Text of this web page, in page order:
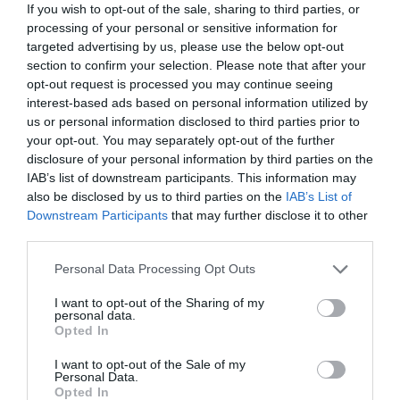
If you wish to opt-out of the sale, sharing to third parties, or
processing of your personal or sensitive information for
targeted advertising by us, please use the below opt-out
section to confirm your selection. Please note that after your
opt-out request is processed you may continue seeing
interest-based ads based on personal information utilized by
us or personal information disclosed to third parties prior to
your opt-out. You may separately opt-out of the further
disclosure of your personal information by third parties on the
IAB’s list of downstream participants. This information may
also be disclosed by us to third parties on the IAB’s List of
Downstream Participants that may further disclose it to other
Please note that this website/app uses one or more Google
not limited to your visit or usage behaviour. You may click to
grant or deny consent to Google and its third-party tags to
use your data for below specified purposes in below Google
consent section.
Personal Data Processing Opt Outs
I want to opt-out of the Sharing of my
personal data.
Opted In
I want to opt-out of the Sale of my
Personal Data.
Opted In
járat indul több, mint 100
célállomásra”
A Qatar Airways csoport vezérigazgatója, ő excellenciája, Akbar
Al Baker úr
A légitársaság aközelmúltban vett át 3új, korszerű
Airbus A350-1000 repülőgépet, amelyekkel a
mindössze2,6 év átlagéletkorúAirbus A350
flottáját52darabra növelte. A koronavírus válság
utazási igényekre gyakorolt ​​hatása miatt a
légitársaság parkolópályára tette az Airbus A380
flottáját, mivel környezetvédelmi szempontból sem
indokolt ilyen nagy repülőgépek üzemeltetése a
jelenlegi piacon, hiszen nehezen, vagy egyáltalán
nem tölthető meg utasokkal.